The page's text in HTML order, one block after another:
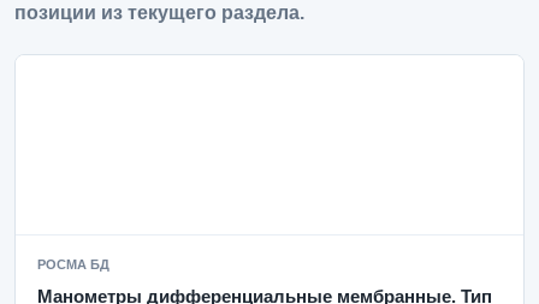
позиции из текущего раздела.
РОСМА БД
Манометры дифференциальные мембранные. Тип